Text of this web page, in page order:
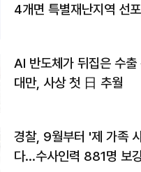
4개면 특별재난지역 선포
AI 반도체가 뒤집은 수
대만, 사상 첫 日 추월
경찰, 9월부터 '제 가족
다…수사인력 881명 보